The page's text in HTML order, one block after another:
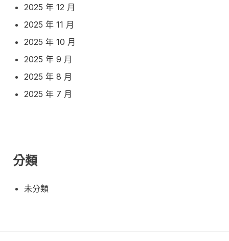
2025 年 12 月
2025 年 11 月
2025 年 10 月
2025 年 9 月
2025 年 8 月
2025 年 7 月
分類
未分類